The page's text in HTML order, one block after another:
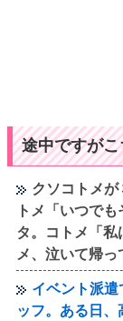
途中ですが
クソコトメ
トメ「いつで
タ。コトメ「
メ、泣いて帰
イベント派
ッフ。ある日